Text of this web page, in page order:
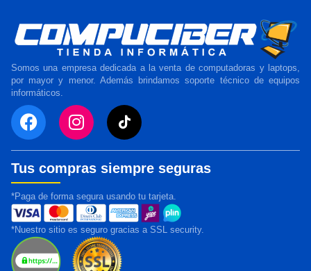
Somos una empresa dedicada a la venta de computadoras y laptops,
por mayor y menor. Además brindamos soporte técnico de equipos
informáticos.
Tus compras siempre seguras
*Paga de forma segura usando tu tarjeta.
*Nuestro sitio es seguro gracias a SSL security.